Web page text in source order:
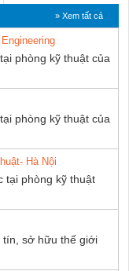
SUPPLY
» Xem tất cả
phòng kỹ thuật của
phòng kỹ thuật của
Hà Nội
tại phòng kỹ thuật
tín, sở hữu thế giới